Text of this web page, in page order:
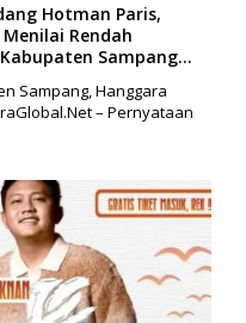
Hotman Paris,
Rendah
Sampang
Sampang, Hanggara
– Pernyataan